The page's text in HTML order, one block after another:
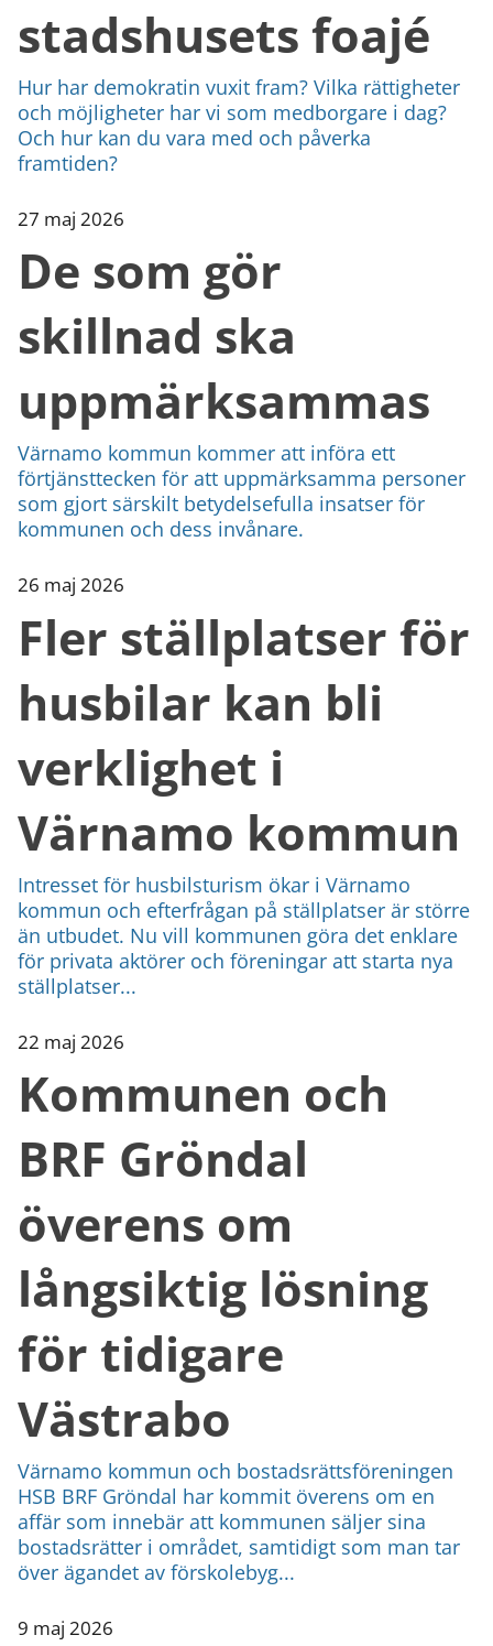
stadshusets foajé
Hur har demokratin vuxit fram? Vilka rättigheter
och möjligheter har vi som medborgare i dag?
Och hur kan du vara med och påverka
framtiden?
27 maj 2026
De som gör
skillnad ska
uppmärksammas
Värnamo kommun kommer att införa ett
förtjänsttecken för att uppmärksamma personer
som gjort särskilt betydelsefulla insatser för
kommunen och dess invånare.
26 maj 2026
Fler ställplatser för
husbilar kan bli
verklighet i
Värnamo kommun
Intresset för husbilsturism ökar i Värnamo
kommun och efterfrågan på ställplatser är större
än utbudet. Nu vill kommunen göra det enklare
för privata aktörer och föreningar att starta nya
ställplatser...
22 maj 2026
Kommunen och
BRF Gröndal
överens om
långsiktig lösning
för tidigare
Västrabo
Värnamo kommun och bostadsrättsföreningen
HSB BRF Gröndal har kommit överens om en
affär som innebär att kommunen säljer sina
bostadsrätter i området, samtidigt som man tar
över ägandet av förskolebyg...
9 maj 2026